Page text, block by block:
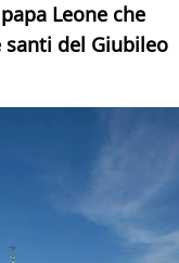
Leone che
santi del Giubileo